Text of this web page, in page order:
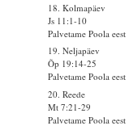
18. Kolmapäev
Js 11:1-10
Palvetame Poola eest
19. Neljapäev
Õp 19:14-25
Palvetame Poola eest
20. Reede
Mt 7:21-29
Palvetame Poola eest